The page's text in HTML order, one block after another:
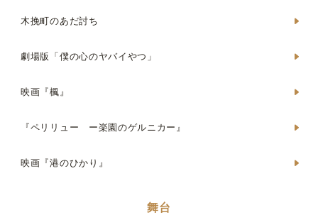
木挽町のあだ討ち
劇場版「僕の心のヤバイやつ」
映画『楓』
『ペリリュー ー楽園のゲルニカー』
映画『港のひかり』
舞台